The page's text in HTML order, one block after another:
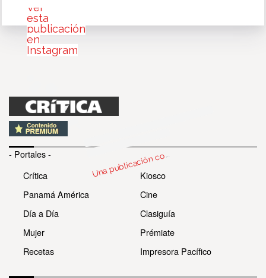
Ver
esta
publicación
en
Instagram
U
om
c)
- Portales -
Crítica
Panamá América
Día a Día
Mujer
Recetas
Kiosco
Cine
Clasiguía
Prémiate
Impresora Pacífico